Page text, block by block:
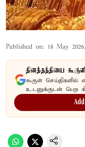
Published on: 18 May
தினத்தந்தியை
கூகுள் செய்திகளில்
உடனுக்குடன் பெற